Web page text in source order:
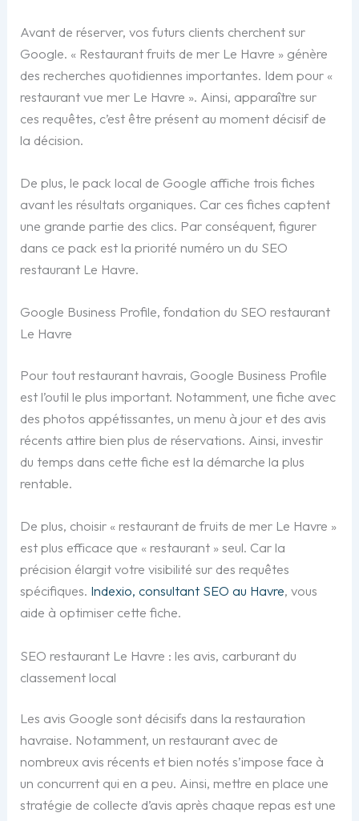
Avant de réserver, vos futurs clients cherchent sur
Google. « Restaurant fruits de mer Le Havre » génère
des recherches quotidiennes importantes. Idem pour «
restaurant vue mer Le Havre ». Ainsi, apparaître sur
ces requêtes, c’est être présent au moment décisif de
la décision.
De plus, le pack local de Google affiche trois fiches
avant les résultats organiques. Car ces fiches captent
une grande partie des clics. Par conséquent, figurer
dans ce pack est la priorité numéro un du SEO
restaurant Le Havre.
Google Business Profile, fondation du SEO restaurant
Le Havre
Pour tout restaurant havrais, Google Business Profile
est l’outil le plus important. Notamment, une fiche avec
des photos appétissantes, un menu à jour et des avis
récents attire bien plus de réservations. Ainsi, investir
du temps dans cette fiche est la démarche la plus
rentable.
De plus, choisir « restaurant de fruits de mer Le Havre »
est plus efficace que « restaurant » seul. Car la
précision élargit votre visibilité sur des requêtes
spécifiques. Indexio, consultant SEO au Havre, vous
aide à optimiser cette fiche.
SEO restaurant Le Havre : les avis, carburant du
classement local
Les avis Google sont décisifs dans la restauration
havraise. Notamment, un restaurant avec de
nombreux avis récents et bien notés s’impose face à
un concurrent qui en a peu. Ainsi, mettre en place une
stratégie de collecte d’avis après chaque repas est une